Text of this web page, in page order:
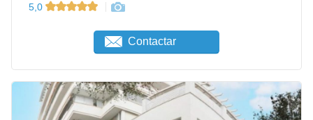
5,0
Contactar